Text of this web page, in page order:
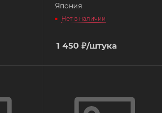
Япония
Нет в наличии
1 450 ₽/штука